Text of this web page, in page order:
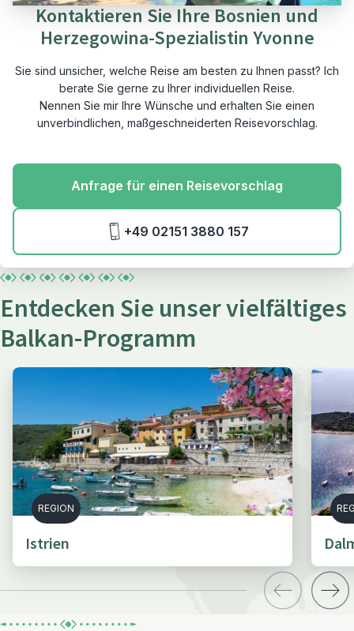
Kontaktieren Sie Ihre Bosnien und
Herzegowina-Spezialistin Yvonne
Sie sind unsicher, welche Reise am besten zu Ihnen passt? Ich
berate Sie gerne zu Ihrer individuellen Reise.
Nennen Sie mir Ihre Wünsche und erhalten Sie einen
unverbindlichen, maßgeschneiderten Reisevorschlag.
Anfrage für einen Reisevorschlag
+49 02151 3880 157
Entdecken Sie unser vielfältiges
Balkan-Programm
REGION
Istrien